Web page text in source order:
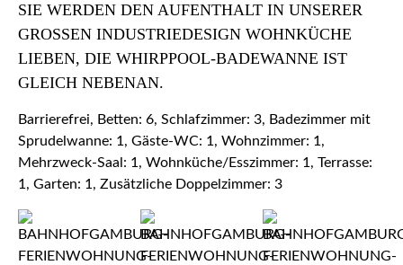
SIE WERDEN DEN AUFENTHALT IN UNSERER
GROSSEN INDUSTRIEDESIGN WOHNKÜCHE L
IEBEN, DIE WHIRPPOOL-BADEWANNE IST G
LEICH NEBENAN.
Barrierefrei, Betten: 6, Schlafzimmer: 3, Badezimmer mit
Sprudelwanne: 1, Gäste-WC: 1, Wohnzimmer: 1,
Mehrzweck-Saal: 1, Wohnküche/Esszimmer: 1, Terrasse:
1, Garten: 1, Zusätzliche Doppelzimmer: 3